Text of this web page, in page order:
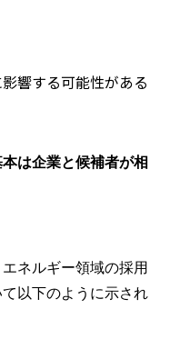
●業務内容(
設計)
・母集団形
・選考運営
ジング(内定
響する可能性がある
本は企業と候補者が相
ネルギー領域の採用
以下のように示され